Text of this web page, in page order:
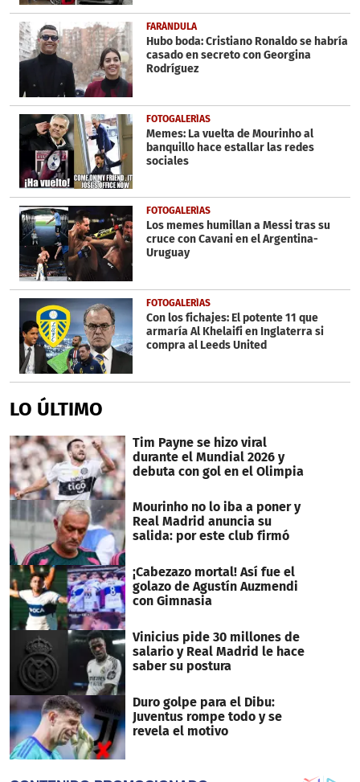
FARÁNDULA
Hubo boda: Cristiano Ronaldo se habría
casado en secreto con Georgina
Rodríguez
FOTOGALERÍAS
Memes: La vuelta de Mourinho al
banquillo hace estallar las redes
sociales
FOTOGALERÍAS
Los memes humillan a Messi tras su
cruce con Cavani en el Argentina-
Uruguay
FOTOGALERÍAS
Con los fichajes: El potente 11 que
armaría Al Khelaifi en Inglaterra si
compra al Leeds United
LO ÚLTIMO
Tim Payne se hizo viral
durante el Mundial 2026 y
debuta con gol en el Olimpia
Mourinho no lo iba a poner y
Real Madrid anuncia su
salida: por este club firmó
¡Cabezazo mortal! Así fue el
golazo de Agustín Auzmendi
con Gimnasia
Vinicius pide 30 millones de
salario y Real Madrid le hace
saber su postura
Duro golpe para el Dibu:
Juventus rompe todo y se
revela el motivo